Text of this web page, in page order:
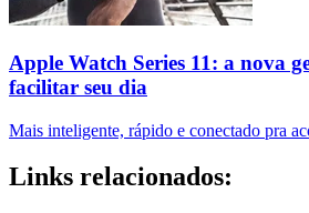
Apple Watch Series 11: a nova
facilitar seu dia
Mais inteligente, rápido e conectado pra
Links relacionados: